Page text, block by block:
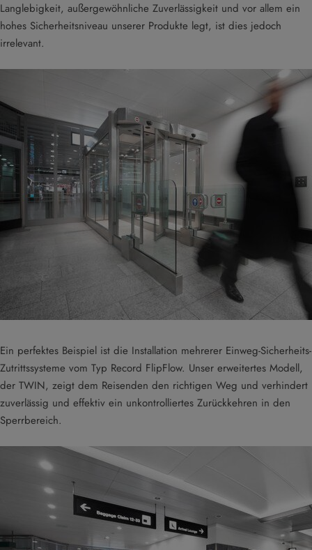
Langlebigkeit, außergewöhnliche Zuverlässigkeit und vor allem ein
hohes Sicherheitsniveau unserer Produkte legt, ist dies jedoch
irrelevant.
Ein perfektes Beispiel ist die Installation mehrerer Einweg-Sicherheits-
Zutrittssysteme vom Typ Record FlipFlow. Unser erweitertes Modell,
der TWIN, zeigt dem Reisenden den richtigen Weg und verhindert
zuverlässig und effektiv ein unkontrolliertes Zurückkehren in den
Sperrbereich.